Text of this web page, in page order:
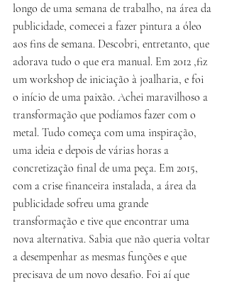
longo de uma semana de trabalho, na área da
publicidade, comecei a fazer pintura a óleo
aos fins de semana. Descobri, entretanto, que
adorava tudo o que era manual. Em 2012 ,fiz
um workshop de iniciação à joalharia, e foi
o início de uma paixão. Achei maravilhoso a
transformação que podíamos fazer com o
metal. Tudo começa com uma inspiração,
uma ideia e depois de várias horas a
concretização final de uma peça. Em 2015,
com a crise financeira instalada, a área da
publicidade sofreu uma grande
transformação e tive que encontrar uma
nova alternativa. Sabia que não queria voltar
a desempenhar as mesmas funções e que
precisava de um novo desafio. Foi aí que